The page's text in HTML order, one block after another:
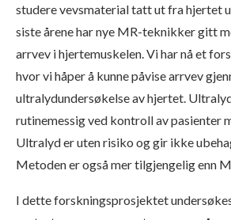
studere vevsmaterial tatt ut fra hjertet
siste årene har nye MR-teknikker gitt
arrvev i hjertemuskelen. Vi har nå et
hvor vi håper å kunne påvise arrvev
ultralydundersøkelse av hjertet.
rutinemessig ved kontroll av pasienter
Ultralyd er uten risiko og gir ikke
Metoden er også mer tilgjengelig enn
I dette forskningsprosjektet